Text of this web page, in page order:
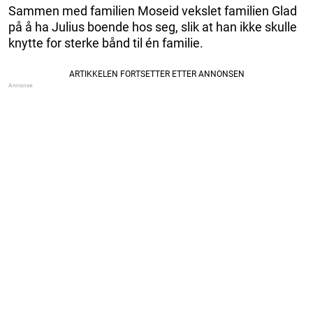
Sammen med familien Moseid vekslet familien Glad
på å ha Julius boende hos seg, slik at han ikke skulle
knytte for sterke bånd til én familie.